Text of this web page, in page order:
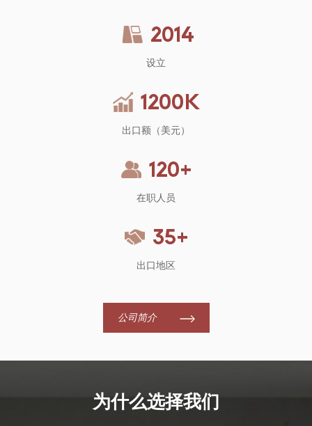
2014
设立
1200 K
出口额（美元）
120+
在职人员
35+
出口地区
公司简介
为什么选择我们